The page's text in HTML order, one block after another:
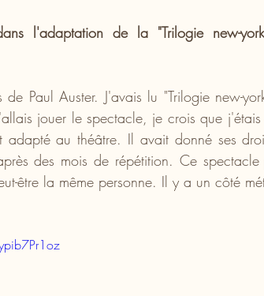
l'adaptation de la "Trilogie new-
Paul Auster. J'avais lu "Trilogie new-
jouer le spectacle, je crois que
adapté au théâtre. Il avait donné ses
des mois de répétition. Ce
être la même personne. Il y a un côté